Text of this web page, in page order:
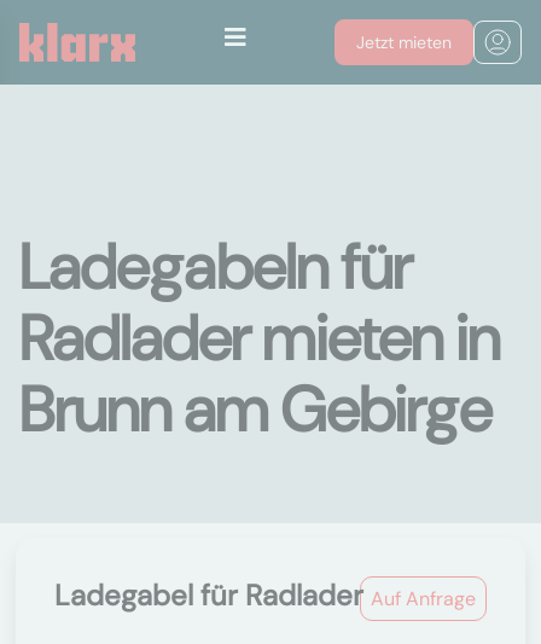
Jetzt mieten
Ladegabeln für
Radlader mieten in
Brunn am Gebirge
Auf Anfrage
Ladegabel für Radlader